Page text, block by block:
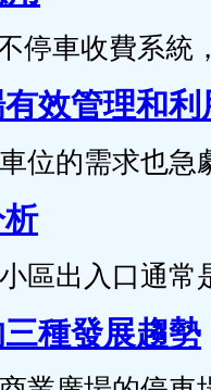
停車收費系統
效管理和利
位的需求也
區出入口通
種發展趨勢